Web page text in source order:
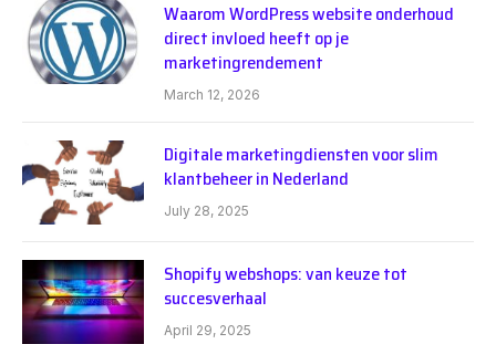
Waarom WordPress website onderhoud
direct invloed heeft op je
marketingrendement
March 12, 2026
Digitale marketingdiensten voor slim
klantbeheer in Nederland
July 28, 2025
Shopify webshops: van keuze tot
succesverhaal
April 29, 2025